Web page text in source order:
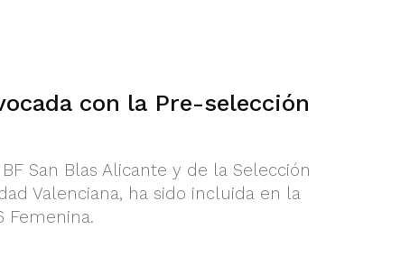
con la Pre-selección
San Blas Alicante y de la Selección
Valenciana, ha sido incluida en la
Femenina.